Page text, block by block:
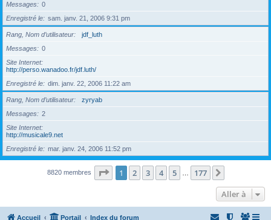
Messages
0
Enregistré le
sam. janv. 21, 2006 9:31 pm
Rang, Nom d’utilisateur
jdf_luth
Messages
0
Site Internet
http://perso.wanadoo.fr/jdf.luth/
Enregistré le
dim. janv. 22, 2006 11:22 am
Rang, Nom d’utilisateur
zyryab
Messages
2
Site Internet
http://musicale9.net
Enregistré le
mar. janv. 24, 2006 11:52 pm
8820 membres Page 1sur177
1 2 3 4 5 177
Aller à
Accueil Portail Index du forum